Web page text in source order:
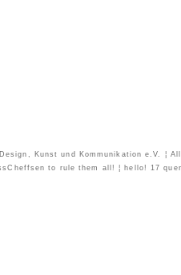
Kunst und Kommunikation e.V. ¦
to rule them all! ¦ hello! 17